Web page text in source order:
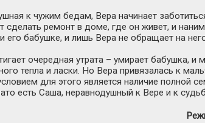
к чужим бедам, Вера начинает
сделать ремонт в доме, где он живет, и
и его бабушке, и лишь Вера не обращает на
очередная утрата – умирает бабушка,
тепла и ласки. Но Вера привязалась к
для этого является наличие полной
есть Саша, неравнодушный к Вере и к